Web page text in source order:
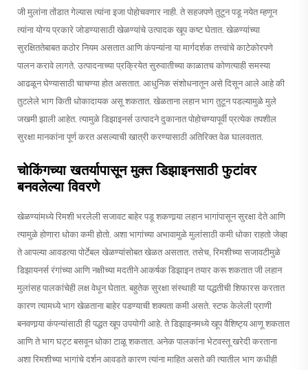
जी मुलांना तोंडात गेल्यास त्यांना इजा पोहोचवणार नाही. ते सहजपणे तुटून पडू नयेत म्हणून
त्यांना योग्य प्रकारे जोडण्यासाठी खेळण्यांचे उत्पादक खूप कष्ट घेतात. खेळण्यांच्या
सुरक्षिततेबाबत कठोर नियम असतात आणि कंपन्यांना या मार्गदर्शक तत्त्वांचे काटेकोरपणे
पालन करावे लागते. उत्पादनाच्या प्रक्रियेत सुरुवातीच्या काळातच कोणत्याही समस्या
आढळून घेण्यासाठी चाचण्या होत असतात. आधुनिक संशोधनातून असे दिसून आले आहे की
तुटलेले भाग किती धोकादायक असू शकतात. खेळताना लहान भाग तुटून पडल्यामुळे मुले
जखमी झाली आहेत. त्यामुळे डिझाइनर्स उत्पादने दुकानात पोहोचण्यापूर्वी प्रत्येक तपशील
सुरक्षा मानकांना पूर्ण करत असल्याची खात्री करण्यासाठी अतिरिक्त वेळ घालवतात.
चोकिंगच्या खतर्यापासून मुक्त डिझाइनसाठी फुटांवर
बनवलेल्या विवरणे
खेळण्यांमध्ये रिमशी भरलेली सजावट बाहेर पडू शकणार्‍या लहान भागांपासून सुरक्षा देते आणि
त्यामुळे होणारा धोका कमी होतो. अशा भागांच्या अभावामुळे मुलांसाठी कमी धोका राहतो जेव्हा
ते आपल्या आवडत्या पोर्टेबल खेळण्यांसोबत खेळत असतात. तसेच, रिमशीच्या सजावटीमुळे
डिझायनर्स रंगांच्या आणि नक्षीच्या मदतीने आकर्षक डिझाइन तयार करू शकतात जी लहान
मुलांसह पालकांचेही लक्ष वेधून घेतात. बहुतेक सुरक्षा संस्थाही या पद्धतीची शिफारस करतात
कारण त्यामध्ये भाग खेळताना बाहेर पडण्याची शक्यता कमी असते. स्टफ केलेली प्राणी
बनवणार्‍या कंपन्यांसाठी ही पद्धत खूप उपयोगी आहे. ते डिझाइनमध्ये खूप वैशिष्ट्य आणू शकतात
आणि ते भाग घट्ट बसवून धोका टाळू शकतात. अनेक पालकांना भेटवस्तू खरेदी करताना
अशा रिमशीच्या भागांचे दर्शन आवडते कारण त्यांना माहित असते की त्यातील भाग कधीही